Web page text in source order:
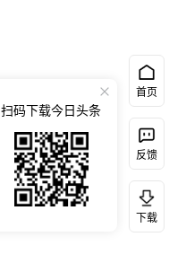
首页
反馈
下载
扫码下载今日头条